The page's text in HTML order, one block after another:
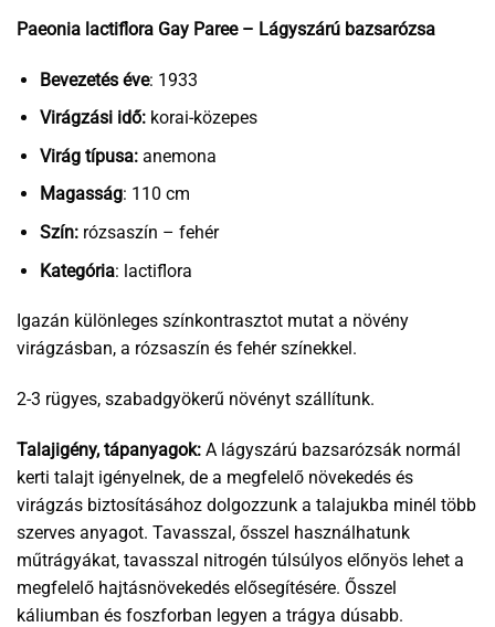
Paeonia lactiflora Gay Paree – Lágyszárú bazsarózsa
Bevezetés éve: 1933
Virágzási idő:korai-közepes
Virág típusa:anemona
Magasság: 110 cm
Szín:rózsaszín – fehér
Kategória: lactiflora
Igazán különleges színkontrasztot mutat a növény
virágzásban, a rózsaszín és fehér színekkel.
2-3 rügyes, szabadgyökerű növényt szállítunk.
Talajigény, tápanyagok: A lágyszárú bazsarózsák normál
kerti talajt igényelnek, de a megfelelő növekedés és
virágzás biztosításához dolgozzunk a talajukba minél több
szerves anyagot. Tavasszal, ősszel használhatunk
műtrágyákat, tavasszal nitrogén túlsúlyos előnyös lehet a
megfelelő hajtásnövekedés elősegítésére. Ősszel
káliumban és foszforban legyen a trágya dúsabb.